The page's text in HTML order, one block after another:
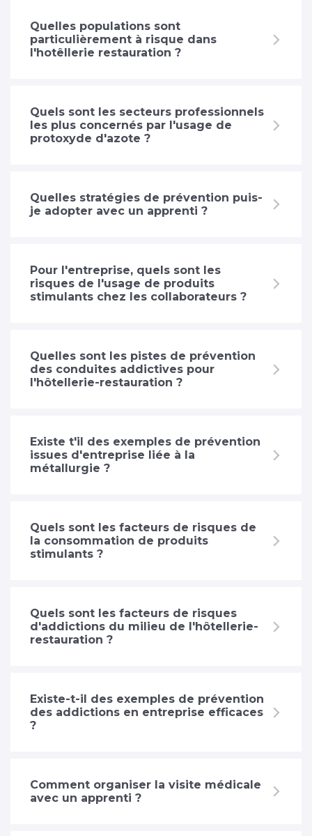
Quelles populations sont
particulièrement à risque dans
l'hotêllerie restauration ?
Quels sont les secteurs professionnels
les plus concernés par l'usage de
protoxyde d'azote ?
Quelles stratégies de prévention puis-
je adopter avec un apprenti ?
Pour l'entreprise, quels sont les
risques de l'usage de produits
stimulants chez les collaborateurs ?
Quelles sont les pistes de prévention
des conduites addictives pour
l'hôtellerie-restauration ?
Existe t'il des exemples de prévention
issues d'entreprise liée à la
métallurgie ?
Quels sont les facteurs de risques de
la consommation de produits
stimulants ?
Quels sont les facteurs de risques
d'addictions du milieu de l'hôtellerie-
restauration ?
Existe-t-il des exemples de prévention
des addictions en entreprise efficaces
?
Comment organiser la visite médicale
avec un apprenti ?